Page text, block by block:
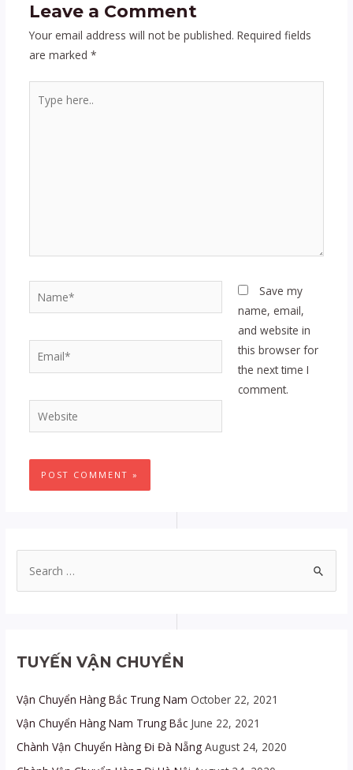
Leave a Comment
Your email address will not be published. Required fields
are marked *
here..
Email*
Website
Save my
name, email,
and website in
this browser for
the next time I
comment.
e
c
f
o
r
:
TUYẾN VẬN CHUYỂN
Vận Chuyển Hàng Bắc Trung Nam October 22, 2021
Vận Chuyển Hàng Nam Trung Bắc June 22, 2021
Chành Vận Chuyển Hàng Đi Đà Nẵng August 24, 2020